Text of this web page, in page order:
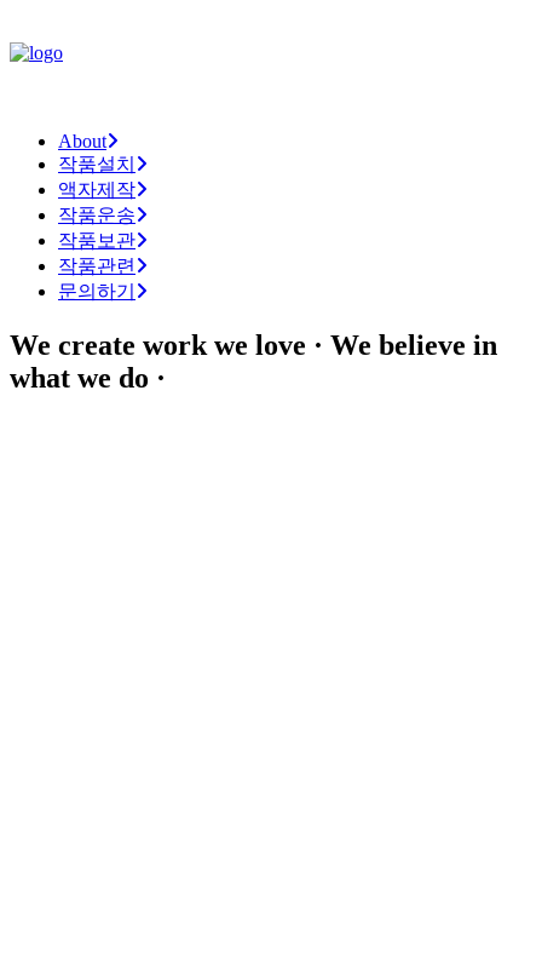
About
작품설치
액자제작
작품운송
작품보관
작품관련
문의하기
We create work we love · We believe in
what we do ·